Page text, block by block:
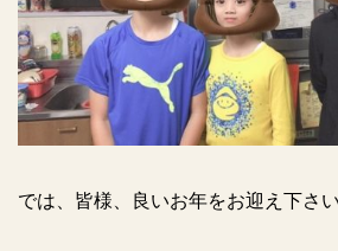
では、皆様、良いお年をお迎え下さい